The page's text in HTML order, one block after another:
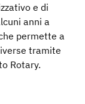
e di
anni a
permette a
tramite
Rotary.